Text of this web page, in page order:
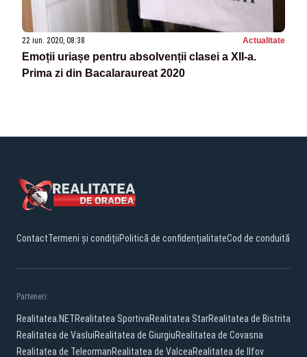
22 iun. 2020, 08:38 Actualitate
Emoții uriașe pentru absolvenții clasei a XII-a.
Prima zi din Bacalaraureat 2020
ContactTermeni și condițiiPolitică de confidențialitateCod de conduită
Parteneri:
Realitatea.NETRealitatea SportivaRealitatea StarRealitatea de Bistrita
Realitatea de VasluiRealitatea de GiurgiuRealitatea de Covasna
Realitatea de TeleormanRealitatea de ValceaRealitatea de Ilfov